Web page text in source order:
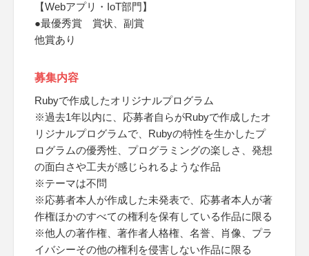
【Webアプリ・IoT部門】
●最優秀賞 賞状、副賞
他賞あり
募集内容
Rubyで作成したオリジナルプログラム
※過去1年以内に、応募者自らがRubyで作成したオ
リジナルプログラムで、Rubyの特性を生かしたプ
ログラムの優秀性、プログラミングの楽しさ、発想
の面白さや工夫が感じられるような作品
※テーマは不問
※応募者本人が作成した未発表で、応募者本人が著
作権ほかのすべての権利を保有している作品に限る
※他人の著作権、著作者人格権、名誉、肖像、プラ
イバシーその他の権利を侵害しない作品に限る